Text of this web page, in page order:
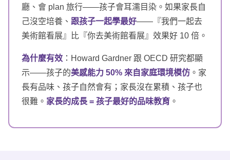
廳、會 plan 旅行——孩子會耳濡目染。如果家長自
己沒空培養、 跟孩子一起學最好——『我們一起去
美術館看展』比『你去美術館看展』效果好 10 倍。
為什麼有效 ：Howard Gardner 跟 OECD 研究都顯
示——孩子的美感能力 50% 來自家庭環境模仿 。家
長有品味、孩子自然會有；家長沒在累積、孩子也
很難。 家長的成長 = 孩子最好的品味教育 。